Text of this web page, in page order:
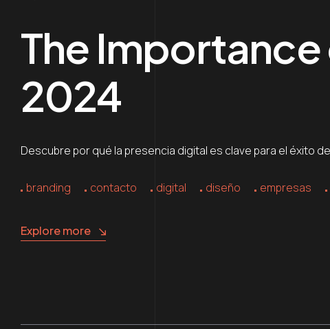
The Importance
2024
Descubre por qué la presencia digital es clave para el éxito
branding contacto digital diseño empresas
Explore more